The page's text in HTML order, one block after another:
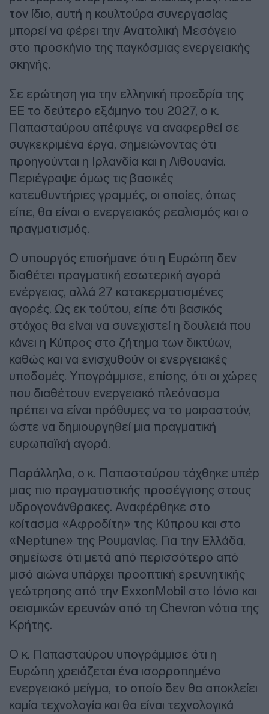
τον ίδιο, αυτή η κουλτούρα συνεργασίας
μπορεί να φέρει την Ανατολική Μεσόγειο
στο προσκήνιο της παγκόσμιας ενεργειακής
σκηνής.
Σε ερώτηση για την ελληνική προεδρία της
ΕΕ το δεύτερο εξάμηνο του 2027, ο κ.
Παπασταύρου απέφυγε να αναφερθεί σε
συγκεκριμένα έργα, σημειώνοντας ότι
προηγούνται η Ιρλανδία και η Λιθουανία.
Περιέγραψε όμως τις βασικές
κατευθυντήριες γραμμές, οι οποίες, όπως
είπε, θα είναι ο ενεργειακός ρεαλισμός και ο
πραγματισμός.
Ο υπουργός επισήμανε ότι η Ευρώπη δεν
διαθέτει πραγματική εσωτερική αγορά
ενέργειας, αλλά 27 κατακερματισμένες
αγορές. Ως εκ τούτου, είπε ότι βασικός
στόχος θα είναι να συνεχιστεί η δουλειά που
κάνει η Κύπρος στο ζήτημα των δικτύων,
καθώς και να ενισχυθούν οι ενεργειακές
υποδομές. Υπογράμμισε, επίσης, ότι οι χώρες
που διαθέτουν ενεργειακό πλεόνασμα
πρέπει να είναι πρόθυμες να το μοιραστούν,
ώστε να δημιουργηθεί μια πραγματική
ευρωπαϊκή αγορά.
Παράλληλα, ο κ. Παπασταύρου τάχθηκε υπέρ
μιας πιο πραγματιστικής προσέγγισης στους
υδρογονάνθρακες. Αναφέρθηκε στο
κοίτασμα «Αφροδίτη» της Κύπρου και στο
«Neptune» της Ρουμανίας. Για την Ελλάδα,
σημείωσε ότι μετά από περισσότερο από
μισό αιώνα υπάρχει προοπτική ερευνητικής
γεώτρησης από την ExxonMobil στο Ιόνιο και
σεισμικών ερευνών από τη Chevron νότια της
Κρήτης.
Ο κ. Παπασταύρου υπογράμμισε ότι η
Ευρώπη χρειάζεται ένα ισορροπημένο
ενεργειακό μείγμα, το οποίο δεν θα αποκλείει
καμία τεχνολογία και θα είναι τεχνολογικά